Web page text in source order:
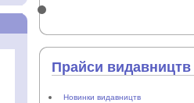
Прайси видавництв
Новинки видавництв